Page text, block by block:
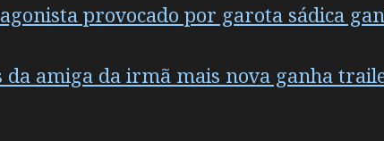
provocado por garota sádica
amiga da irmã mais nova ganha